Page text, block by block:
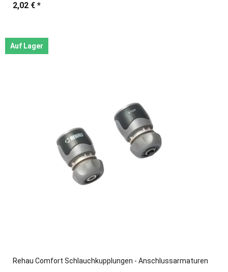
2,02 € *
Auf Lager
Rehau Comfort Schlauchkupplungen - Anschlussarmaturen